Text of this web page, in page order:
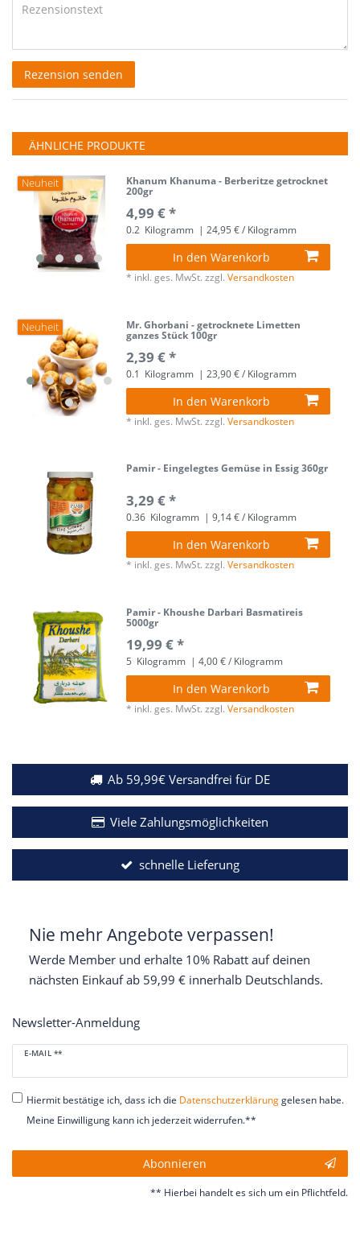
Rezensionstext
Rezension senden
ÄHNLICHE PRODUKTE
Neuheit Khanum Khanuma - Berberitze getrocknet
200gr
4,99 € *
0.2 Kilogramm | 24,95 € / Kilogramm
In den Warenkorb
* inkl. ges. MwSt. zzgl.Versandkosten
Neuheit Mr. Ghorbani - getrocknete Limetten
ganzes Stück 100gr
2,39 € *
0.1 Kilogramm | 23,90 € / Kilogramm
In den Warenkorb
* inkl. ges. MwSt. zzgl.Versandkosten
Pamir - Eingelegtes Gemüse in Essig 360gr
3,29 € *
0.36 Kilogramm | 9,14 € / Kilogramm
In den Warenkorb
* inkl. ges. MwSt. zzgl.Versandkosten
Pamir - Khoushe Darbari Basmatireis
5000gr
19,99 € *
5 Kilogramm | 4,00 € / Kilogramm
In den Warenkorb
* inkl. ges. MwSt. zzgl.Versandkosten
Ab 59,99€ Versandfrei für DE
Viele Zahlungsmöglichkeiten
schnelle Lieferung
Nie mehr Angebote verpassen!
Werde Member und erhalte 10% Rabatt auf deinen
nächsten Einkauf ab 59,99 € innerhalb Deutschlands.
Newsletter-Anmeldung
E-MAIL **
Newsletter
Honig
Hiermit bestätige ich, dass ich die Daten­schutz­erklärunggelesen habe.
Meine Einwilligung kann ich jederzeit widerrufen.**
Abonnieren
** Hierbei handelt es sich um ein Pflichtfeld.